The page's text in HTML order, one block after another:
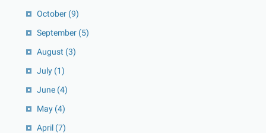
October (9)
September (5)
August (3)
July (1)
June (4)
May (4)
April (7)